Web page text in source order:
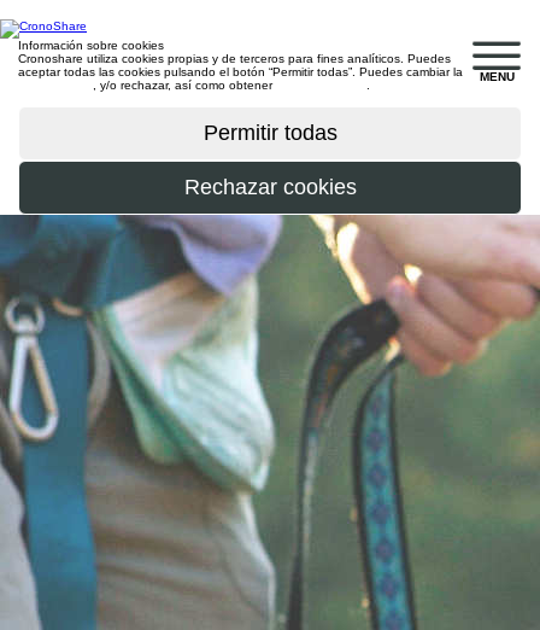
MENU
Información sobre cookies
Cronoshare utiliza cookies propias y de terceros para fines analíticos. Puedes
aceptar todas las cookies pulsando el botón “Permitir todas”. Puedes cambiar la
, y/o rechazar, así como obtener